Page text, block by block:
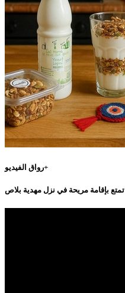
رواق الفيديو+
تمتع بإقامة مريحة في نزل مهدية بلاص